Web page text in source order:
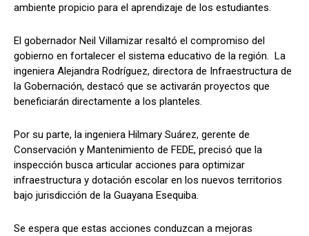
ambiente propicio para el aprendizaje de los estudiantes.
El gobernador Neil Villamizar resaltó el compromiso del
gobierno en fortalecer el sistema educativo de la región. La
ingeniera Alejandra Rodríguez, directora de Infraestructura de
la Gobernación, destacó que se activarán proyectos que
beneficiarán directamente a los planteles.
Por su parte, la ingeniera Hilmary Suárez, gerente de
Conservación y Mantenimiento de FEDE, precisó que la
inspección busca articular acciones para optimizar
infraestructura y dotación escolar en los nuevos territorios
bajo jurisdicción de la Guayana Esequiba.
Se espera que estas acciones conduzcan a mejoras